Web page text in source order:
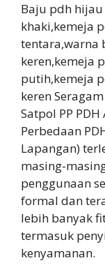
Baju pdh
khaki,kemeja
tentara,warna
keren,kemeja
putih,kemeja
keren
Satpol PP
Perbedaan
Lapangan)
masing-
penggunaan
formal dan
lebih banyak
termasuk
kenyamanan.